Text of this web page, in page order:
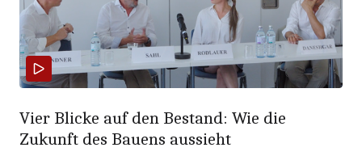
Vier Blicke auf den Bestand: Wie die
Zukunft des Bauens aussieht